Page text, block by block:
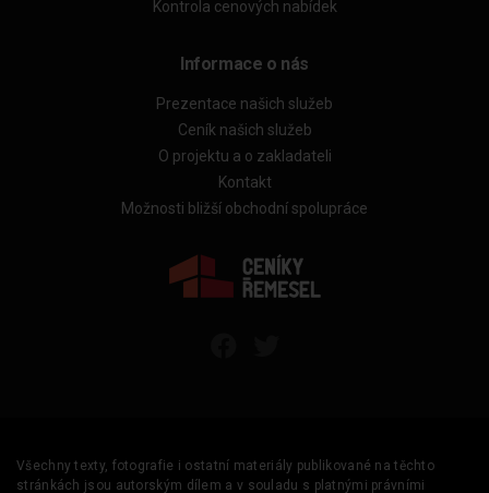
Kontrola cenových nabídek
Informace o nás
Prezentace našich služeb
Ceník našich služeb
O projektu a o zakladateli
Kontakt
Možnosti bližší obchodní spolupráce
Všechny texty, fotografie i ostatní materiály publikované na těchto
stránkách jsou autorským dílem a v souladu s platnými právními